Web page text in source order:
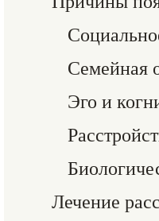
Семейная
Эго и
Лечение